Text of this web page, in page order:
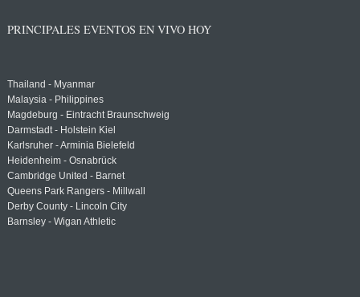
PRINCIPALES EVENTOS EN VIVO HOY
Thailand - Myanmar
Malaysia - Philippines
Magdeburg - Eintracht Braunschweig
Darmstadt - Holstein Kiel
Karlsruher - Arminia Bielefeld
Heidenheim - Osnabrück
Cambridge United - Barnet
Queens Park Rangers - Millwall
Derby County - Lincoln City
Barnsley - Wigan Athletic